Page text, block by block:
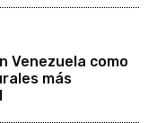
Venezuela como
más